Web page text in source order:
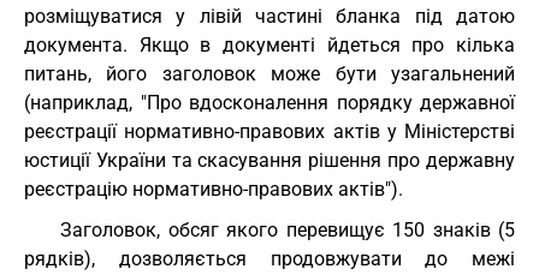
розміщуватися у лівій частині бланка під датою
документа. Якщо в документі йдеться про кілька
питань, його заголовок може бути узагальнений
(наприклад, "Про вдосконалення порядку державної
реєстрації нормативно-правових актів у Міністерстві
юстиції України та скасування рішення про державну
реєстрацію нормативно-правових актів").
Заголовок, обсяг якого перевищує 150 знаків (5
рядків), дозволяється продовжувати до межі